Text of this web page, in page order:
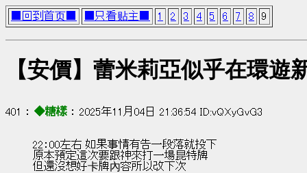
■回到首页■ ■只看贴主■ 1 2 3 4 5 6 7 8 9
【安價】蕾米莉亞似乎在環遊
401 ： ◆糖樣 ： 2025年11月04日 21:36:54 ID:vQXyGvG3
22：00左右 如果事情有告一段落就投下
原本預定這次要跟神來打一場昆特牌
但還沒想好卡牌內容所以改下次